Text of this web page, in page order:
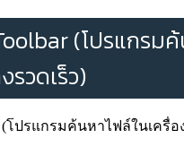
(โปรแกรม
รวดเร็ว)